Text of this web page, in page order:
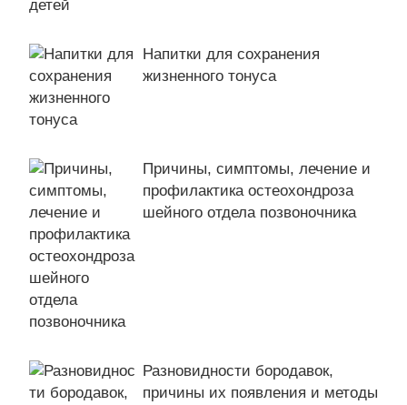
Напитки для сохранения
жизненного тонуса
Причины, симптомы, лечение и
профилактика остеохондроза
шейного отдела позвоночника
Разновидности бородавок,
причины их появления и методы